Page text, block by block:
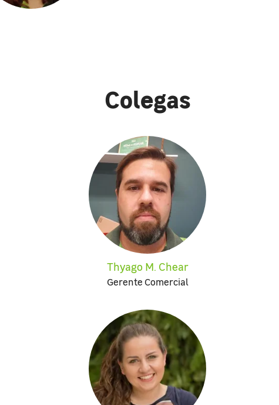
Colegas
Thyago M. Chear
Gerente Comercial